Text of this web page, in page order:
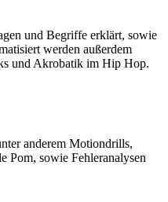
und Begriffe erklärt, sowie
werden außerdem
und Akrobatik im Hip Hop.
anderem Motiondrills,
Pom, sowie Fehleranalysen